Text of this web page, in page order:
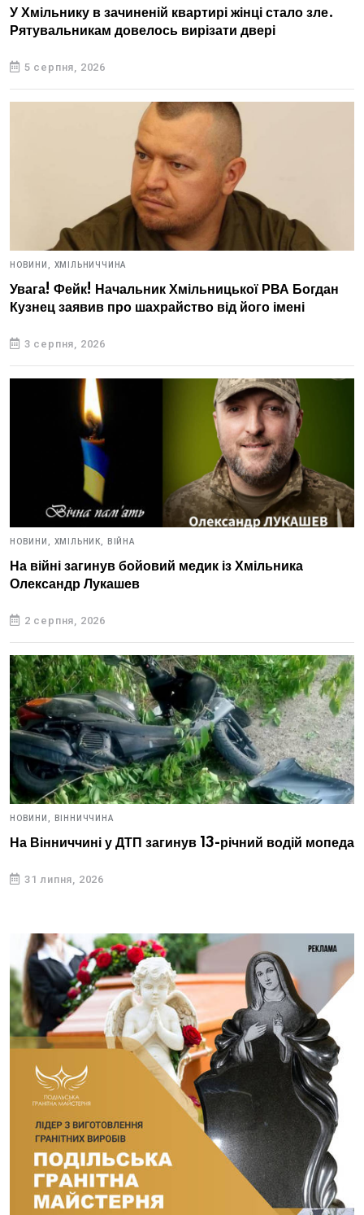
У Хмільнику в зачиненій квартирі жінці стало зле.
Рятувальникам довелось вирізати двері
5 серпня, 2026
НОВИНИ, ХМІЛЬНИЧЧИНА
Увага! Фейк! Начальник Хмільницької РВА Богдан
Кузнец заявив про шахрайство від його імені
3 серпня, 2026
НОВИНИ, ХМІЛЬНИК, ВІЙНА
На війні загинув бойовий медик із Хмільника
Олександр Лукашев
2 серпня, 2026
НОВИНИ, ВІННИЧЧИНА
На Вінниччині у ДТП загинув 13-річний водій мопеда
31 липня, 2026